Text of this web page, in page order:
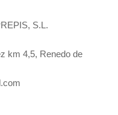
S.L.
km 4,5, Renedo de